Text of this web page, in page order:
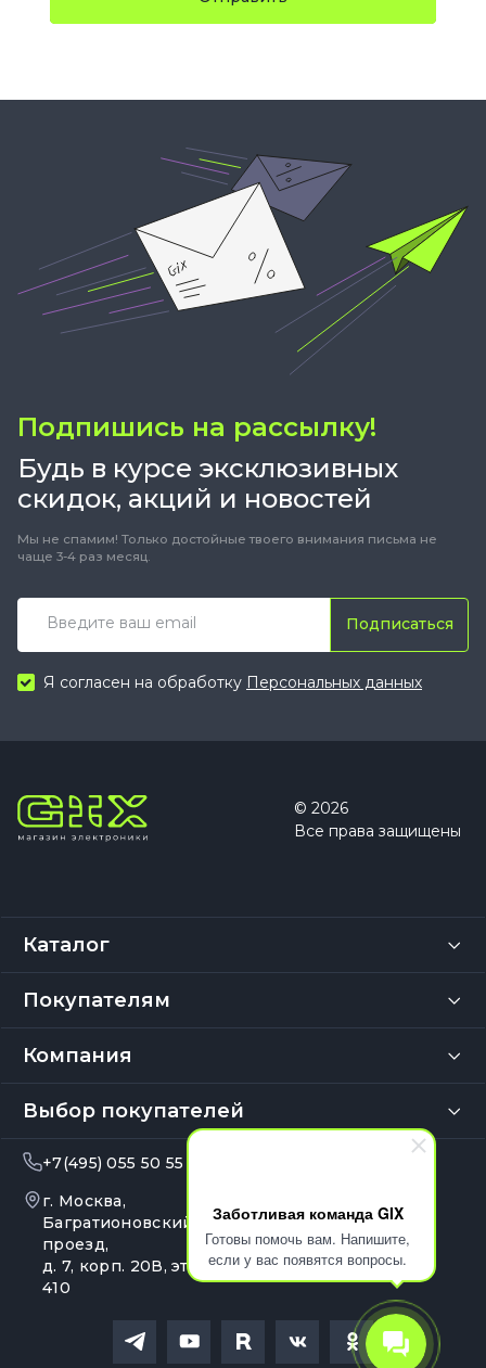
Заботливая команда GIX
Готовы помочь вам. Напишите,
если у вас появятся вопросы.
Подпишись на рассылку!
Будь в курсе эксклюзивных
скидок, акций и новостей
Мы не спамим! Только достойные твоего внимания письма не
чаще 3-4 раз месяц.
Подписаться
Я согласен на обработку Персональных данных
© 2026
Все права защищены
Каталог
Покупателям
Компания
Выбор покупателей
+7(495) 055 50 55
г. Москва,
Багратионовский
проезд,
д. 7, корп. 20В, эт. 4, оф.
410
Ежедневно